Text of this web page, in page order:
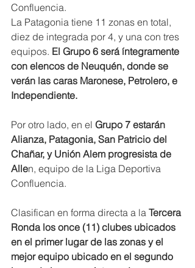
Confluencia.
La Patagonia tiene 11 zonas en total,
diez de integrada por 4, y una con tres
equipos. El Grupo 6 será íntegramente
con elencos de Neuquén, donde se
verán las caras Maronese, Petrolero, e
Independiente.
Por otro lado, en el Grupo 7 estarán
Alianza, Patagonia, San Patricio del
Chañar, y Unión Alem progresista de
Allen, equipo de la Liga Deportiva
Confluencia.
Clasifican en forma directa a la Tercera
Ronda los once (11) clubes ubicados
en el primer lugar de las zonas y el
mejor equipo ubicado en el segundo